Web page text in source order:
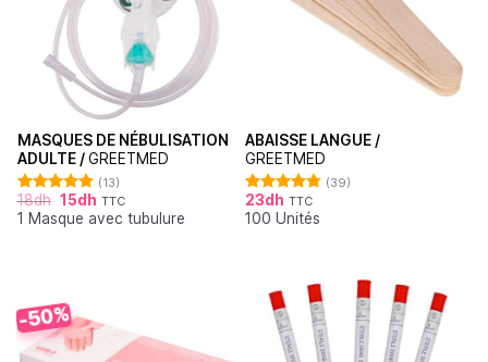
MASQUES DE NÉBULISATION
ADULTE /GREETMED
Note
4.85
sur 5
(13)
18dh 15dh TTC
1 Masque avec tubulure
ABAISSE LANGUE /
GREETMED
Note4.79
sur 5
(39)
23dh TTC
100 Unités
-50%